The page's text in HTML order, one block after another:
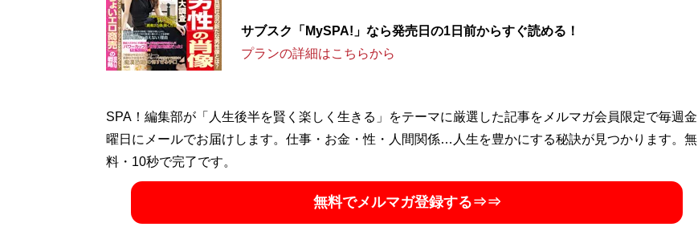
サブスク「MySPA!」なら発売日の1日前からすぐ読める！
プランの詳細はこちらから
SPA！編集部が「人生後半を賢く楽しく生きる」をテーマに厳選した記事をメルマガ会員限定で毎週金
曜日にメールでお届けします。仕事・お金・性・人間関係…人生を豊かにする秘訣が見つかります。無
料・10秒で完了です。
無料でメルマガ登録する⇒⇒